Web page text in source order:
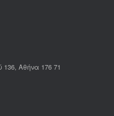
Αθήνα 176 71